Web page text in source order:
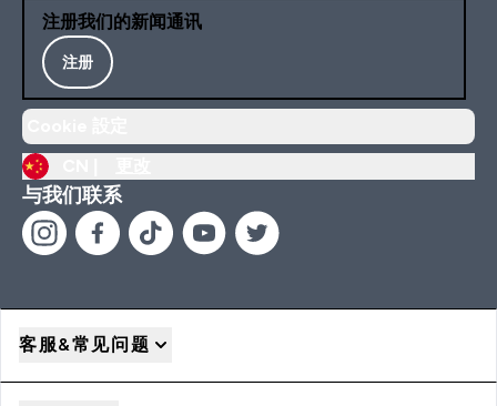
注册我们的新闻通讯
注册
与我们联系
客服&常见问题